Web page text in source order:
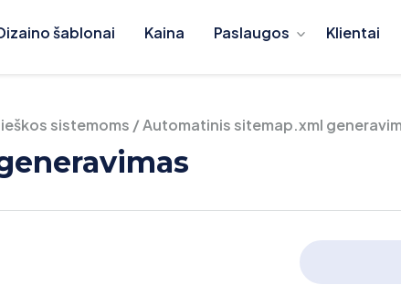
šablonai Kaina Paslaugos Klientai
sistemoms /Automatinis sitemap.xml